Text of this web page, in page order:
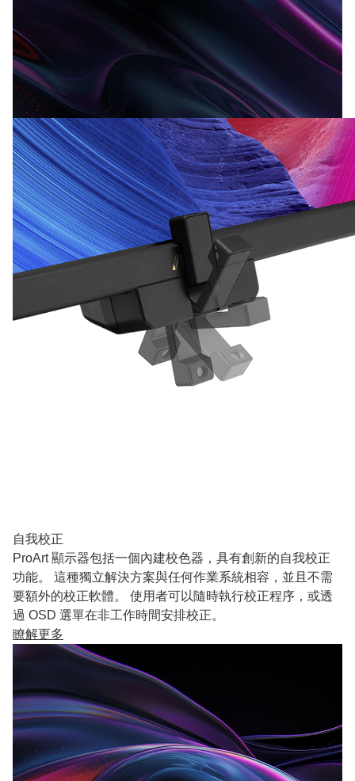
自我校正
ProArt 顯示器包括一個內建校色器，具有創新的自我校正
功能。 這種獨立解決方案與任何作業系統相容，並且不需
要額外的校正軟體。 使用者可以隨時執行校正程序，或透
過 OSD 選單在非工作時間安排校正。
瞭解更多